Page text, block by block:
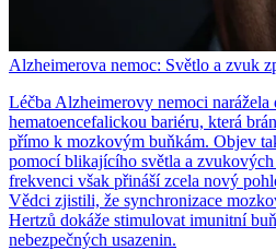
Alzheimerova nemoc: Světlo a zvuk
Léčba Alzheimerovy nemoci narážela
hematoencefalickou bariéru, která
přímo k mozkovým buňkám. Objev
pomocí blikajícího světla a
frekvenci však přináší zcela nový
Vědci zjistili, že synchronizace
Hertzů dokáže stimulovat imunitní
nebezpečných usazenin.